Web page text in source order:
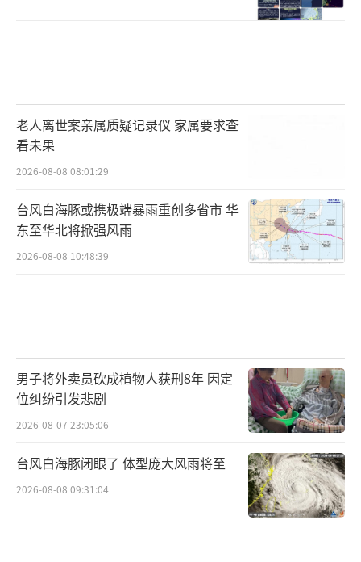
老人离世案亲属质疑记录仪 家属要求查
看未果
2026-08-08 08:01:29
台风白海豚或携极端暴雨重创多省市 华
东至华北将掀强风雨
2026-08-08 10:48:39
男子将外卖员砍成植物人获刑8年 因定
位纠纷引发悲剧
2026-08-07 23:05:06
台风白海豚闭眼了 体型庞大风雨将至
2026-08-08 09:31:04